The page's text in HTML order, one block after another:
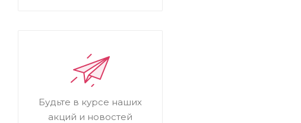
Будьте в курсе наших
акций и новостей